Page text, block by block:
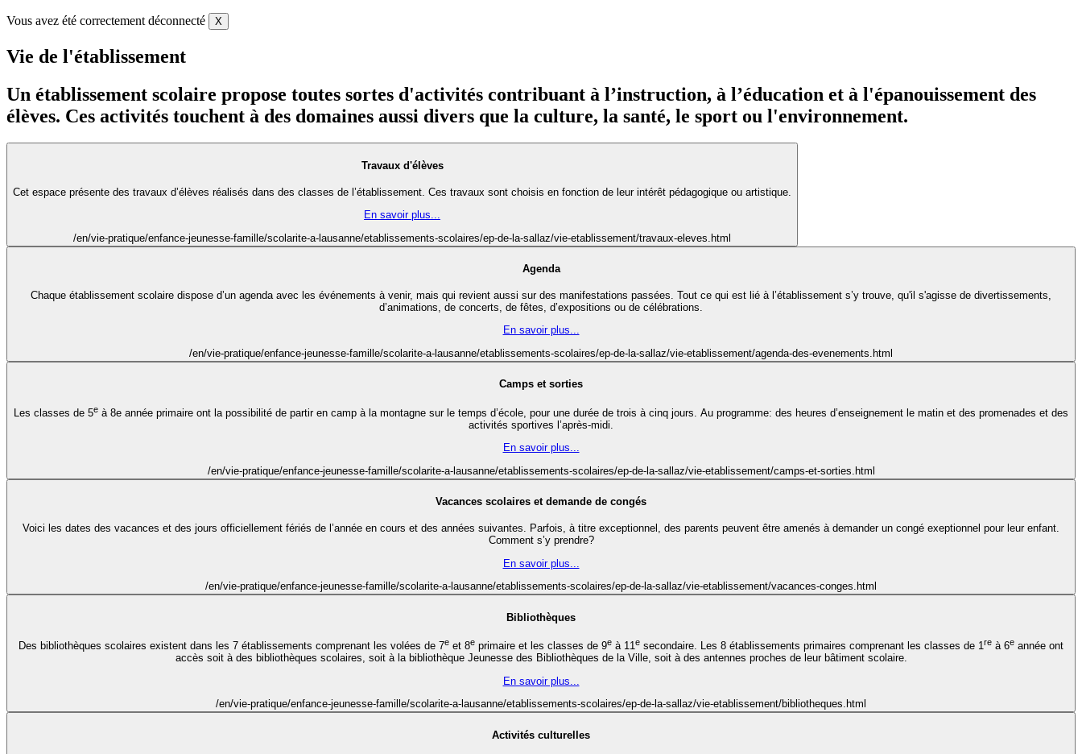
Vous avez été correctement déconnecté X
Vie de l'établissement
Un établissement scolaire propose toutes sortes d'activités contribuant à l’instruction, à l’éducation et à l'épanouissement des
élèves. Ces activités touchent à des domaines aussi divers que la culture, la santé, le sport ou l'environnement.
Travaux d'élèves
Cet espace présente des travaux d’élèves réalisés dans des classes de l’établissement. Ces travaux sont choisis en fonction de leur intérêt pédagogique ou artistique.
En savoir plus...
/en/vie-pratique/enfance-jeunesse-famille/scolarite-a-lausanne/etablissements-scolaires/ep-de-la-sallaz/vie-etablissement/travaux-eleves.html
Agenda
Chaque établissement scolaire dispose d’un agenda avec les événements à venir, mais qui revient aussi sur des manifestations passées. Tout ce qui est lié à l’établissement s’y trouve, qu'il s'agisse de divertissements,
d’animations, de concerts, de fêtes, d’expositions ou de célébrations.
En savoir plus...
/en/vie-pratique/enfance-jeunesse-famille/scolarite-a-lausanne/etablissements-scolaires/ep-de-la-sallaz/vie-etablissement/agenda-des-evenements.html
Camps et sorties
Les classes de 5e à 8e année primaire ont la possibilité de partir en camp à la montagne sur le temps d’école, pour une durée de trois à cinq jours. Au programme: des heures d’enseignement le matin et des promenades et des
activités sportives l’après-midi.
En savoir plus...
/en/vie-pratique/enfance-jeunesse-famille/scolarite-a-lausanne/etablissements-scolaires/ep-de-la-sallaz/vie-etablissement/camps-et-sorties.html
Vacances scolaires et demande de congés
Voici les dates des vacances et des jours officiellement fériés de l’année en cours et des années suivantes. Parfois, à titre exceptionnel, des parents peuvent être amenés à demander un congé exeptionnel pour leur enfant.
Comment s’y prendre?
En savoir plus...
/en/vie-pratique/enfance-jeunesse-famille/scolarite-a-lausanne/etablissements-scolaires/ep-de-la-sallaz/vie-etablissement/vacances-conges.html
Bibliothèques
Des bibliothèques scolaires existent dans les 7 établissements comprenant les volées de 7e et 8e primaire et les classes de 9e à 11e secondaire. Les 8 établissements primaires comprenant les classes de 1re à 6e année ont
accès soit à des bibliothèques scolaires, soit à la bibliothèque Jeunesse des Bibliothèques de la Ville, soit à des antennes proches de leur bâtiment scolaire.
En savoir plus...
/en/vie-pratique/enfance-jeunesse-famille/scolarite-a-lausanne/etablissements-scolaires/ep-de-la-sallaz/vie-etablissement/bibliotheques.html
Activités culturelles